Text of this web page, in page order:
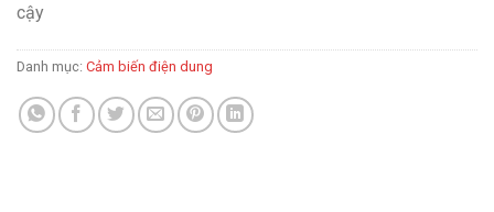
cậy
Danh mục: Cảm biến điện dung